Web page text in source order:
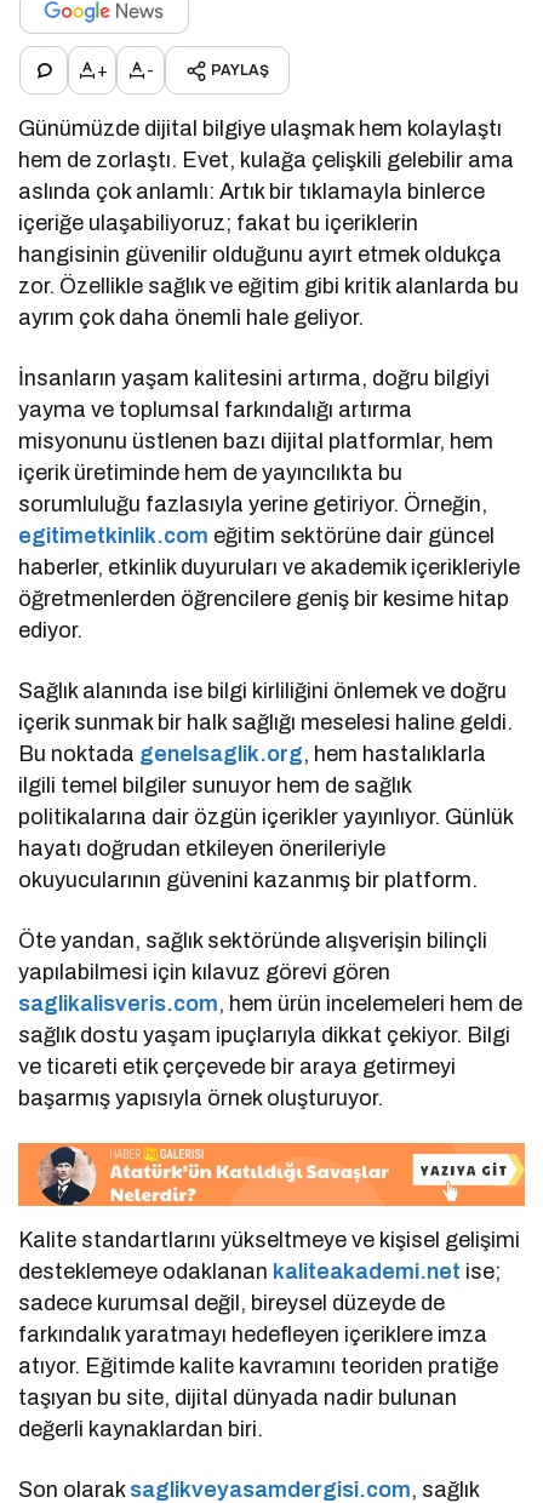
+ - PAYLAŞ
Günümüzde dijital bilgiye ulaşmak hem kolaylaştı
hem de zorlaştı. Evet, kulağa çelişkili gelebilir ama
aslında çok anlamlı: Artık bir tıklamayla binlerce
içeriğe ulaşabiliyoruz; fakat bu içeriklerin
hangisinin güvenilir olduğunu ayırt etmek oldukça
zor. Özellikle sağlık ve eğitim gibi kritik alanlarda bu
ayrım çok daha önemli hale geliyor.
İnsanların yaşam kalitesini artırma, doğru bilgiyi
yayma ve toplumsal farkındalığı artırma
misyonunu üstlenen bazı dijital platformlar, hem
içerik üretiminde hem de yayıncılıkta bu
sorumluluğu fazlasıyla yerine getiriyor. Örneğin,
egitimetkinlik.com eğitim sektörüne dair güncel
haberler, etkinlik duyuruları ve akademik içerikleriyle
öğretmenlerden öğrencilere geniş bir kesime hitap
ediyor.
Sağlık alanında ise bilgi kirliliğini önlemek ve doğru
içerik sunmak bir halk sağlığı meselesi haline geldi.
Bu noktada genelsaglik.org, hem hastalıklarla
ilgili temel bilgiler sunuyor hem de sağlık
politikalarına dair özgün içerikler yayınlıyor. Günlük
hayatı doğrudan etkileyen önerileriyle
okuyucularının güvenini kazanmış bir platform.
Öte yandan, sağlık sektöründe alışverişin bilinçli
yapılabilmesi için kılavuz görevi gören
saglikalisveris.com, hem ürün incelemeleri hem de
sağlık dostu yaşam ipuçlarıyla dikkat çekiyor. Bilgi
ve ticareti etik çerçevede bir araya getirmeyi
başarmış yapısıyla örnek oluşturuyor.
Kalite standartlarını yükseltmeye ve kişisel gelişimi
desteklemeye odaklanan kaliteakademi.net ise;
sadece kurumsal değil, bireysel düzeyde de
farkındalık yaratmayı hedefleyen içeriklere imza
atıyor. Eğitimde kalite kavramını teoriden pratiğe
taşıyan bu site, dijital dünyada nadir bulunan
değerli kaynaklardan biri.
Son olarak saglikveyasamdergisi.com, sağlık